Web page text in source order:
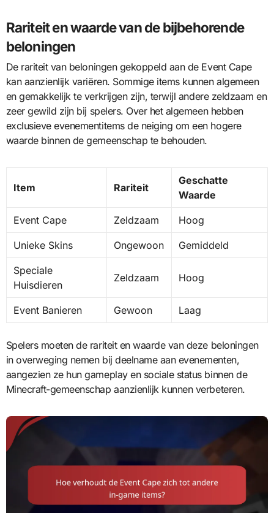
Rariteit en waarde van de bijbehorende
beloningen
De rariteit van beloningen gekoppeld aan de Event Cape
kan aanzienlijk variëren. Sommige items kunnen algemeen
en gemakkelijk te verkrijgen zijn, terwijl andere zeldzaam en
zeer gewild zijn bij spelers. Over het algemeen hebben
exclusieve evenementitems de neiging om een hogere
waarde binnen de gemeenschap te behouden.
Item Rariteit
Geschatte
Waarde
Event Cape Zeldzaam Hoog
Unieke Skins Ongewoon Gemiddeld
Speciale
Huisdieren
Zeldzaam Hoog
Event Banieren Gewoon Laag
Spelers moeten de rariteit en waarde van deze beloningen
in overweging nemen bij deelname aan evenementen,
aangezien ze hun gameplay en sociale status binnen de
Minecraft-gemeenschap aanzienlijk kunnen verbeteren.